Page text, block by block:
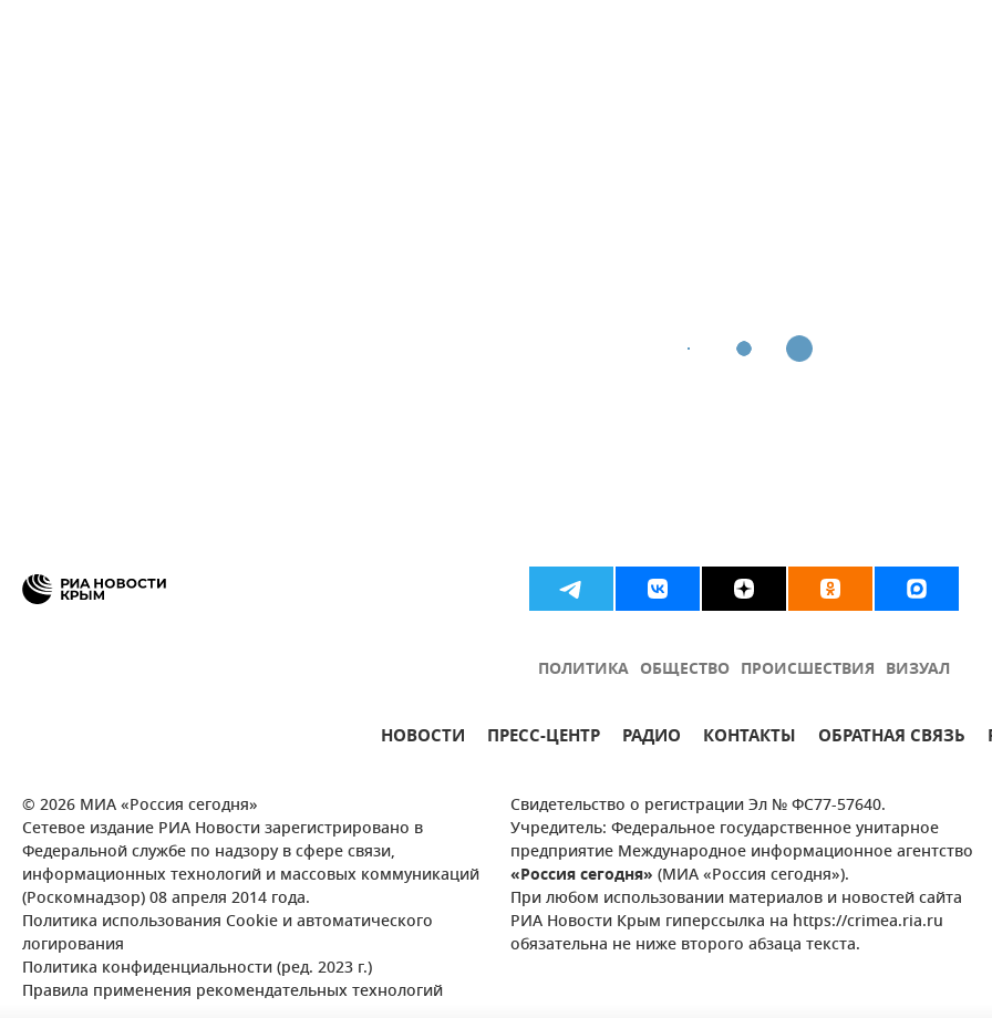
ПОЛИТИКА ОБЩЕСТВО ПРОИСШЕСТВИЯ ВИЗУАЛ
НОВОСТИ ПРЕСС-ЦЕНТР РАДИО КОНТАКТЫ ОБРАТНАЯ СВЯЗЬ
© 2026 МИА «Россия сегодня»
Сетевое издание РИА Новости зарегистрировано в
Федеральной службе по надзору в сфере связи,
информационных технологий и массовых коммуникаций
(Роскомнадзор) 08 апреля 2014 года.
Политика использования Cookie и автоматического
логирования
Политика конфиденциальности (ред. 2023 г.)
Правила применения рекомендательных технологий
Свидетельство о регистрации Эл № ФС77-57640.
Учредитель: Федеральное государственное унитарное
предприятие Международное информационное агентство
«Россия сегодня» (МИА «Россия сегодня»).
При любом использовании материалов и новостей сайта
РИА Новости Крым гиперссылка на https://crimea.ria.ru
обязательна не ниже второго абзаца текста.